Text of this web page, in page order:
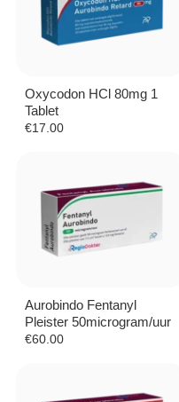
Oxycodon HCl 80mg 1
Tablet
€17.00
Aurobindo Fentanyl
Pleister 50microgram/uur
€60.00